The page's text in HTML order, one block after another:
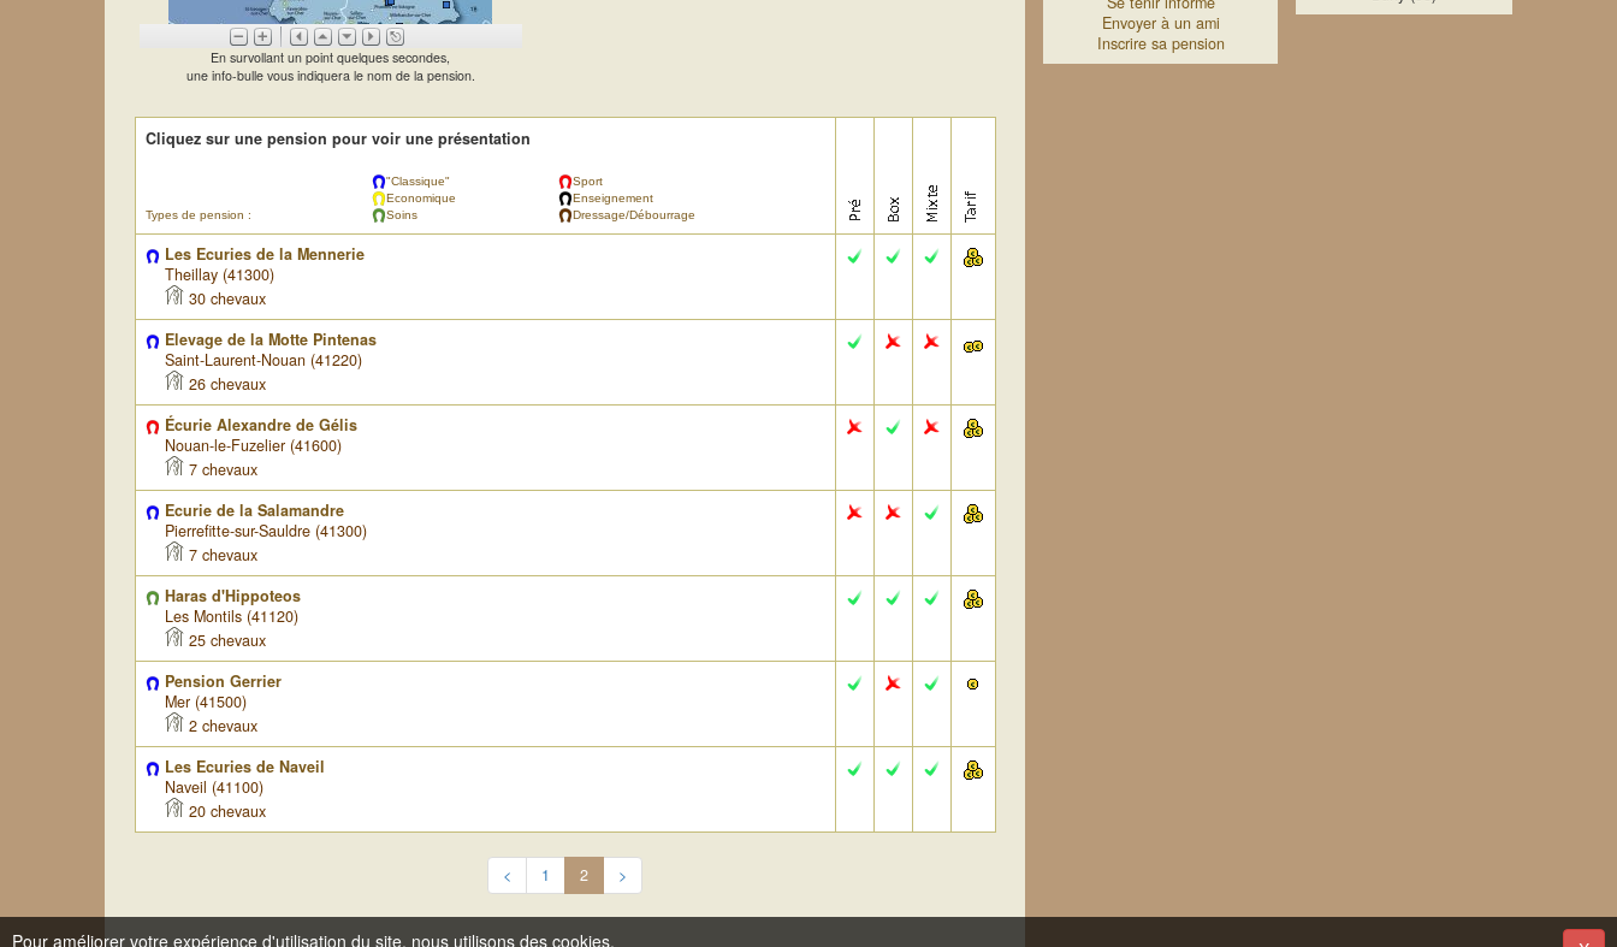
En survollant un point quelques secondes,
une info-bulle vous indiquera le nom de la pension.
Cliquez sur une pension pour voir une présentation
Types de pension :
"Classique"
Economique
Soins
Sport
Enseignement
Dressage/Débourrage
Les Ecuries de la Mennerie
Theillay (41300)
30 chevaux
Elevage de la Motte Pintenas
Saint-Laurent-Nouan (41220)
26 chevaux
Écurie Alexandre de Gélis
Nouan-le-Fuzelier (41600)
7 chevaux
Ecurie de la Salamandre
Pierrefitte-sur-Sauldre (41300)
7 chevaux
Haras d'Hippoteos
Les Montils (41120)
25 chevaux
Pension Gerrier
Mer (41500)
2 chevaux
Les Ecuries de Naveil
Naveil (41100)
20 chevaux
< 1 2 >
Envoyer à un ami
Inscrire sa pension
Pour améliorer votre expérience d'utilisation du site, nous utilisons des cookies.